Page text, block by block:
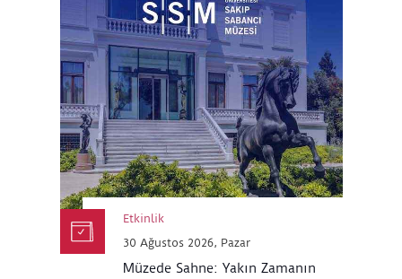
Etkinlik
30 Ağustos 2026, Pazar
Müzede Sahne: Yakın Zamanın